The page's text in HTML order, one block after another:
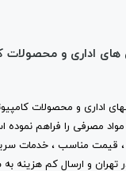
اداری و محصولات
اداری و محصولات
، مواد مصرفی را فراهم
، قیمت مناسب ، خدمات
و ارسال کم هزینه به